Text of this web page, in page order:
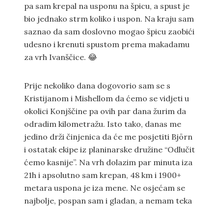
pa sam krepal na usponu na špicu, a spust je
bio jednako strm koliko i uspon. Na kraju sam
saznao da sam doslovno mogao špicu zaobići
udesno i krenuti spustom prema makadamu
za vrh Ivanščice. 😂
Prije nekoliko dana dogovorio sam se s
Kristijanom i Mishellom da ćemo se vidjeti u
okolici Konjščine pa ovih par dana žurim da
odradim kilometražu. Isto tako, danas me
jedino drži činjenica da će me posjetiti Björn
i ostatak ekipe iz planinarske družine “Odlučit
ćemo kasnije”. Na vrh dolazim par minuta iza
21h i apsolutno sam krepan, 48 km i 1900+
metara uspona je iza mene. Ne osjećam se
najbolje, pospan sam i gladan, a nemam teka